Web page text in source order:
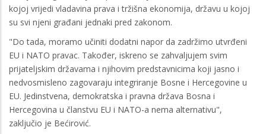
kojoj vrijedi vladavina prava i tržišna ekonomija, državu u kojoj
su svi njeni građani jednaki pred zakonom.
"Do tada, moramo učiniti dodatni napor da zadržimo utvrđeni
EU i NATO pravac. Također, iskreno se zahvaljujem svim
prijateljskim državama i njihovim predstavnicima koji jasno i
nedvosmisleno zagovaraju integriranje Bosne i Hercegovine u
EU. Jedinstvena, demokratska i pravna država Bosna i
Hercegovina u članstvu EU i NATO-a nema alternativu",
zaključio je Bećirović.